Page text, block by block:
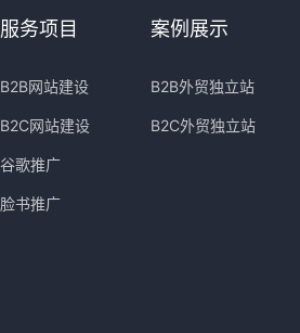
服务项目
B2B网站建设
B2C网站建设
谷歌推广
脸书推广
案例展示
B2B外贸独立站
B2C外贸独立站